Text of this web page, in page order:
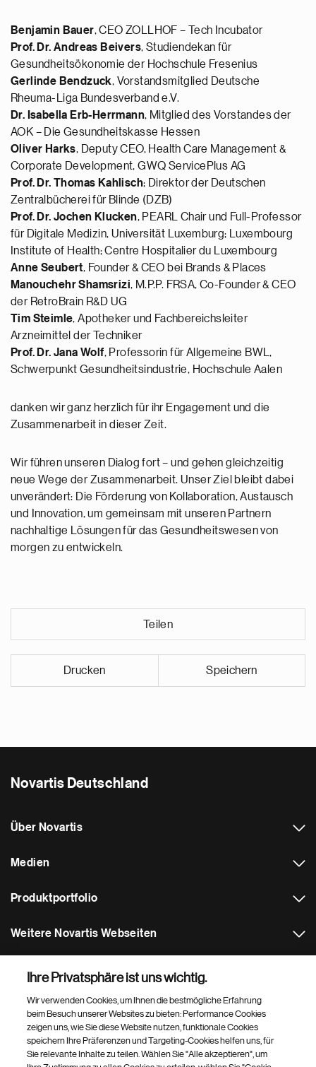
Benjamin Bauer, CEO ZOLLHOF – Tech Incubator
Prof. Dr. Andreas Beivers, Studiendekan für
Gesundheitsökonomie der Hochschule Fresenius
Gerlinde Bendzuck, Vorstandsmitglied Deutsche
Rheuma-Liga Bundesverband e.V.
Dr. Isabella Erb-Herrmann, Mitglied des Vorstandes der
AOK – Die Gesundheitskasse Hessen
Oliver Harks, Deputy CEO, Health Care Management &
Corporate Development, GWQ ServicePlus AG
Prof. Dr. Thomas Kahlisch; Direktor der Deutschen
Zentralbücherei für Blinde (DZB)
Prof. Dr. Jochen Klucken, PEARL Chair und Full-Professor
für Digitale Medizin, Universität Luxemburg; Luxembourg
Institute of Health; Centre Hospitalier du Luxembourg
Anne Seubert, Founder & CEO bei Brands & Places
Manouchehr Shamsrizi, M.P.P. FRSA, Co-Founder & CEO
der RetroBrain R&D UG
Tim Steimle, Apotheker und Fachbereichsleiter
Arzneimittel der Techniker
Prof. Dr. Jana Wolf, Professorin für Allgemeine BWL,
Schwerpunkt Gesundheitsindustrie, Hochschule Aalen
danken wir ganz herzlich für ihr Engagement und die
Zusammenarbeit in dieser Zeit.
Wir führen unseren Dialog fort – und gehen gleichzeitig
neue Wege der Zusammenarbeit. Unser Ziel bleibt dabei
unverändert: Die Förderung von Kollaboration, Austausch
und Innovation, um gemeinsam mit unseren Partnern
nachhaltige Lösungen für das Gesundheitswesen von
morgen zu entwickeln.
Teilen
Drucken Speichern
Novartis Deutschland
Über Novartis
Medien
Produktportfolio
Weitere Novartis Webseiten
Footer Site Search
Ihre Privatsphäre ist uns wichtig.
Wir verwenden Cookies, um Ihnen die bestmögliche Erfahrung
beim Besuch unserer Websites zu bieten: Performance Cookies
zeigen uns, wie Sie diese Website nutzen, funktionale Cookies
speichern Ihre Präferenzen und Targeting-Cookies helfen uns, für
Sie relevante Inhalte zu teilen. Wählen Sie "Alle akzeptieren", um